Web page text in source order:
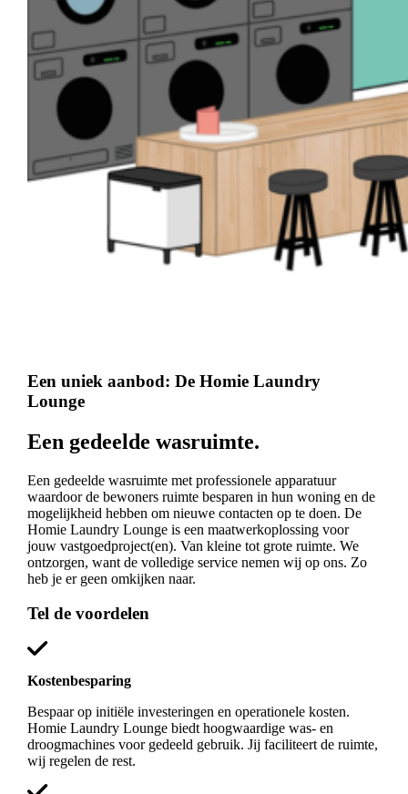
Een uniek aanbod: De Homie Laundry
Lounge
Een gedeelde wasruimte.
Een gedeelde wasruimte met professionele apparatuur
waardoor de bewoners ruimte besparen in hun woning en de
mogelijkheid hebben om nieuwe contacten op te doen. De
Homie Laundry Lounge is een maatwerkoplossing voor
jouw vastgoedproject(en). Van kleine tot grote ruimte. We
ontzorgen, want de volledige service nemen wij op ons. Zo
heb je er geen omkijken naar.
Tel de voordelen
Kostenbesparing
Bespaar op initiële investeringen en operationele kosten.
Homie Laundry Lounge biedt hoogwaardige was- en
droogmachines voor gedeeld gebruik. Jij faciliteert de ruimte,
wij regelen de rest.